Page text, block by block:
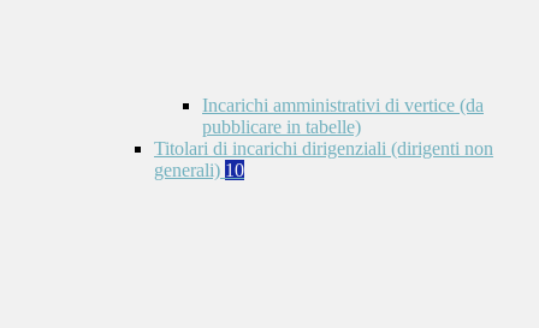
Incarichi amministrativi di vertice (da
pubblicare in tabelle)
Titolari di incarichi dirigenziali (dirigenti non
generali) 10